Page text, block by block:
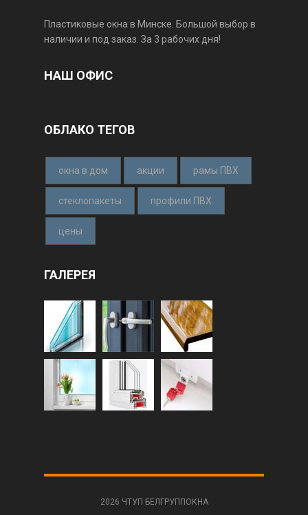
Пластиковые окна в Минске. Большой выбор в
наличии и под заказ. За 3 рабочих дня!
НАШ ОФИС
ОБЛАКО ТЕГОВ
окна в дом акции рамы ПВХ
стеклопакеты профили ПВХ
цены
ГАЛЕРЕЯ
2026 ЧТУП БЕЛГРУППОКНА